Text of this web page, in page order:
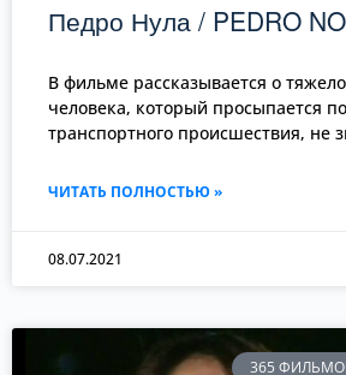
Педро Нула / PEDRO
В фильме рассказывается о
человека, который просыпается
транспортного происшествия, не
ЧИТАТЬ ПОЛНОСТЬЮ »
08.07.2021
365